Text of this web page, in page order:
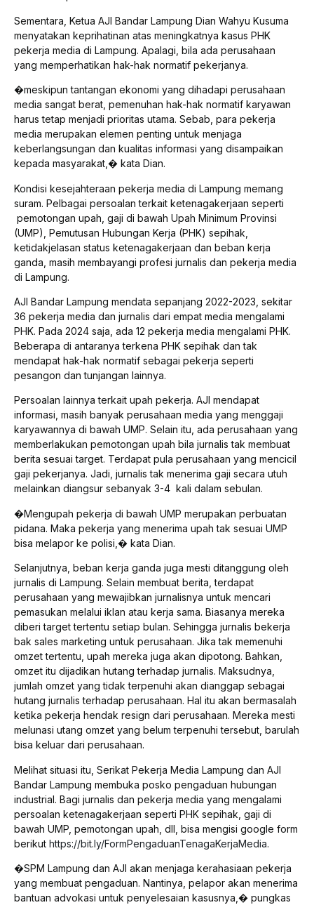
Sementara, Ketua AJI Bandar Lampung Dian Wahyu Kusuma
menyatakan keprihatinan atas meningkatnya kasus PHK
pekerja media di Lampung. Apalagi, bila ada perusahaan
yang memperhatikan hak-hak normatif pekerjanya.
�meskipun tantangan ekonomi yang dihadapi perusahaan
media sangat berat, pemenuhan hak-hak normatif karyawan
harus tetap menjadi prioritas utama. Sebab, para pekerja
media merupakan elemen penting untuk menjaga
keberlangsungan dan kualitas informasi yang disampaikan
kepada masyarakat,� kata Dian.
Kondisi kesejahteraan pekerja media di Lampung memang
suram. Pelbagai persoalan terkait ketenagakerjaan seperti
pemotongan upah, gaji di bawah Upah Minimum Provinsi
(UMP), Pemutusan Hubungan Kerja (PHK) sepihak,
ketidakjelasan status ketenagakerjaan dan beban kerja
ganda, masih membayangi profesi jurnalis dan pekerja media
di Lampung.
AJI Bandar Lampung mendata sepanjang 2022-2023, sekitar
36 pekerja media dan jurnalis dari empat media mengalami
PHK. Pada 2024 saja, ada 12 pekerja media mengalami PHK.
Beberapa di antaranya terkena PHK sepihak dan tak
mendapat hak-hak normatif sebagai pekerja seperti
pesangon dan tunjangan lainnya.
Persoalan lainnya terkait upah pekerja. AJI mendapat
informasi, masih banyak perusahaan media yang menggaji
karyawannya di bawah UMP. Selain itu, ada perusahaan yang
memberlakukan pemotongan upah bila jurnalis tak membuat
berita sesuai target. Terdapat pula perusahaan yang mencicil
gaji pekerjanya. Jadi, jurnalis tak menerima gaji secara utuh
melainkan diangsur sebanyak 3-4 kali dalam sebulan.
�Mengupah pekerja di bawah UMP merupakan perbuatan
pidana. Maka pekerja yang menerima upah tak sesuai UMP
bisa melapor ke polisi,� kata Dian.
Selanjutnya, beban kerja ganda juga mesti ditanggung oleh
jurnalis di Lampung. Selain membuat berita, terdapat
perusahaan yang mewajibkan jurnalisnya untuk mencari
pemasukan melalui iklan atau kerja sama. Biasanya mereka
diberi target tertentu setiap bulan. Sehingga jurnalis bekerja
bak sales marketing untuk perusahaan. Jika tak memenuhi
omzet tertentu, upah mereka juga akan dipotong. Bahkan,
omzet itu dijadikan hutang terhadap jurnalis. Maksudnya,
jumlah omzet yang tidak terpenuhi akan dianggap sebagai
hutang jurnalis terhadap perusahaan. Hal itu akan bermasalah
ketika pekerja hendak resign dari perusahaan. Mereka mesti
melunasi utang omzet yang belum terpenuhi tersebut, barulah
bisa keluar dari perusahaan.
Melihat situasi itu, Serikat Pekerja Media Lampung dan AJI
Bandar Lampung membuka posko pengaduan hubungan
industrial. Bagi jurnalis dan pekerja media yang mengalami
persoalan ketenagakerjaan seperti PHK sepihak, gaji di
bawah UMP, pemotongan upah, dll, bisa mengisi google form
berikut https://bit.ly/FormPengaduanTenagaKerjaMedia.
�SPM Lampung dan AJI akan menjaga kerahasiaan pekerja
yang membuat pengaduan. Nantinya, pelapor akan menerima
bantuan advokasi untuk penyelesaian kasusnya,� pungkas